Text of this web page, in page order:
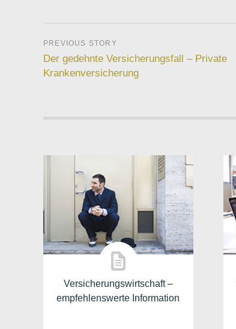
Der gedehnte Versicherungsfall – Private
Krankenversicherung
Versicherungswirtschaft –
empfehlenswerte Information